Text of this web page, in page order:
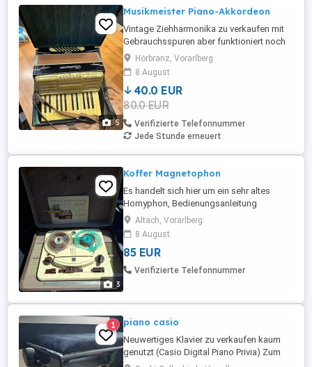
5
Musikmeister Piano-Akkordeon
Vintage Ziehharmonika zu verkaufen mit
Gebrauchsspuren aber funktioniert noch
gut.Hörbranz, Vorarlberg
8 August
40.0 EUR
80.0 EUR
Verifizierte Telefonnummer
Jede Stunde erneuert
3
Koffer Magnetophon
Es handelt sich hier um ein sehr altes
Hornyphon, Bedienungsanleitung
vorhanden. Es ist reparaturbedürftig.
Jemand der sich auskennt, bringt es
sicher zum laufen. Momentan macht es
nur "Geräusche".
Altach, Vorarlberg
8 August
85 EUR
Verifizierte Telefonnummer
1 piano casio
Neuwertiges Klavier zu verkaufen kaum
genutzt (Casio Digital Piano Privia) Zum
Verkauf steht ein vor drei Jahren